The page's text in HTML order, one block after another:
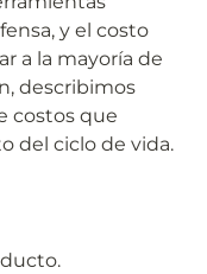
y el costo
a la mayoría de
describimos
costos que
del ciclo de vida.